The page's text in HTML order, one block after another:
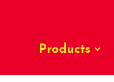
Products